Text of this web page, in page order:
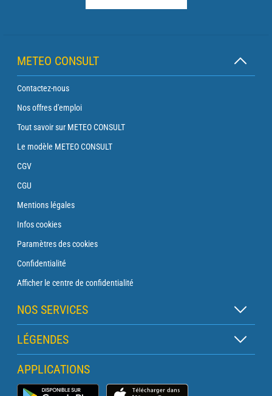
METEO CONSULT
Contactez-nous
Nos offres d'emploi
Tout savoir sur METEO CONSULT
Le modèle METEO CONSULT
CGV
CGU
Mentions légales
Infos cookies
Paramètres des cookies
Confidentialité
Afficher le centre de confidentialité
NOS SERVICES
Abonnement Zen
Abonnement Balise
Abonnement Traversée
LÉGENDES
Légende des cartes
Légende des pictogrammes
APPLICATIONS